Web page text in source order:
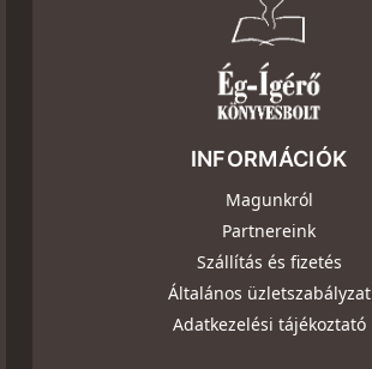
INFORMÁCIÓK
Magunkról
Partnereink
Szállítás és fizetés
Általános üzletszabályzat
Adatkezelési tájékoztató